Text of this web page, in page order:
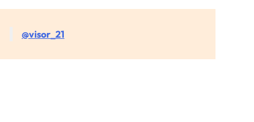
@visor_21